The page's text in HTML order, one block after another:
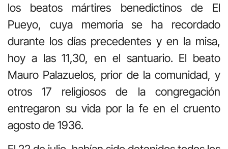
los beatos mártires benedictinos de El
Pueyo, cuya memoria se ha recordado
durante los días precedentes y en la misa,
hoy a las 11,30, en el santuario. El beato
Mauro Palazuelos, prior de la comunidad, y
otros 17 religiosos de la congregación
entregaron su vida por la fe en el cruento
agosto de 1936.